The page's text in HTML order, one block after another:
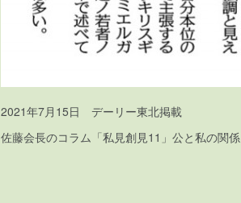
2021年7月15日 デーリー東北掲載
佐藤会長のコラム「私見創見11」公と私の関係